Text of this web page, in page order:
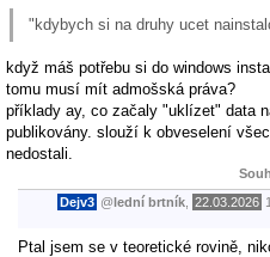
"kdybych si na druhy ucet
když máš potřebu si do windows
tomu musí mít admošská práva?
příklady ay, co začaly "uklízet" data
publikovány. slouží k obveselení
nedostali.
Dejv3 @lední brtník 22.03.2026
Ptal jsem se v teoretické rovině,